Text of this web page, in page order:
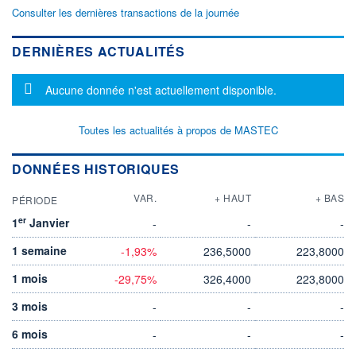
Consulter les dernières transactions de la journée
DERNIÈRES ACTUALITÉS
Message d'information
Aucune donnée n'est actuellement disponible.
Toutes les actualités à propos de MASTEC
DONNÉES HISTORIQUES
PÉRIODE VAR. + HAUT + BAS
1er Janvier - -
-
1 semaine
-1,93% 236,5000
223,8000
1 mois
-29,75% 326,4000
223,8000
3 mois
- -
-
6 mois
- -
-